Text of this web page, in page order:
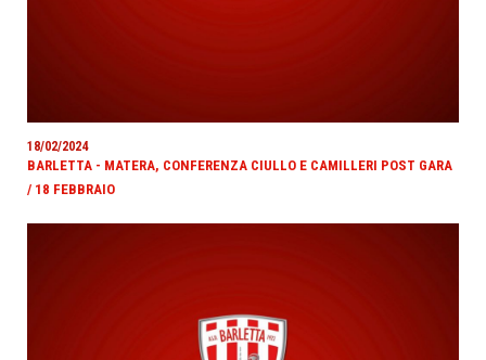
18/02/2024
BARLETTA - MATERA, CONFERENZA CIULLO E CAMILLERI POST GARA
/ 18 FEBBRAIO